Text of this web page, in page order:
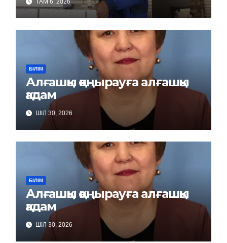
ТАМ 6, 2026
БІЛІМ
Алғашқы қоңырауға алғашқы
қадам
ШІЛ 30, 2026
БІЛІМ
Алғашқы қоңырауға алғашқы
қадам
ШІЛ 30, 2026